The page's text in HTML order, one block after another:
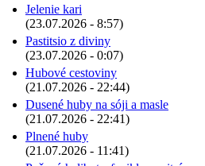
Jelenie kari
(23.07.2026 - 8:57)
Pastitsio z diviny
(23.07.2026 - 0:07)
Hubové cestoviny
(21.07.2026 - 22:44)
Dusené huby na sóji a masle
(21.07.2026 - 22:41)
Plnené huby
(21.07.2026 - 11:41)